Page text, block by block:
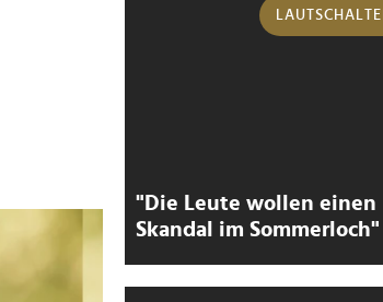
"Die Leute wollen einen
Skandal im Sommerloch"